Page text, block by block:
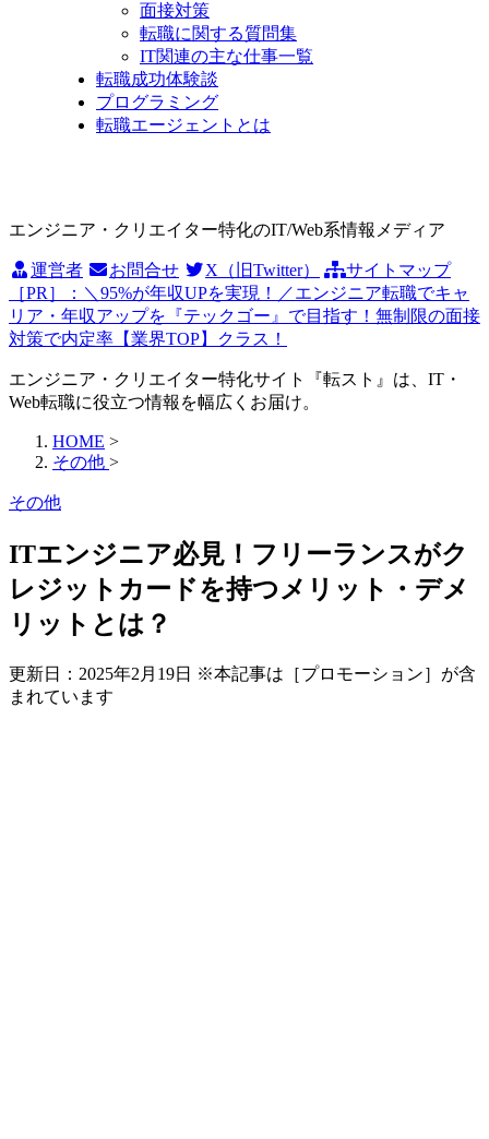
面接対策
転職に関する質問集
IT関連の主な仕事一覧
転職成功体験談
プログラミング
転職エージェントとは
エンジニア・クリエイター特化のIT/Web系情報メディア
運営者 お問合せ X（旧Twitter）
サイトマップ
［PR］：＼95%が年収UPを実現！／エンジニア転職でキャ
リア・年収アップを『テックゴー』で目指す！無制限の面接
対策で内定率【業界TOP】クラス！
エンジニア・クリエイター特化サイト『転スト』は、IT・
Web転職に役立つ情報を幅広くお届け。
HOME >
その他 >
その他
ITエンジニア必見！フリーランスがク
レジットカードを持つメリット・デメ
リットとは？
更新日： 2025年2月19日 ※本記事は［プロモーション］が含
まれています